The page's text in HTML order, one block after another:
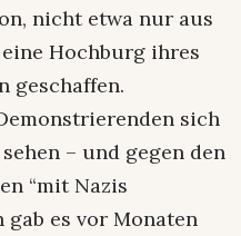
nicht etwa nur aus
Hochburg ihres
geschaffen.
sich
– und gegen den
“mit Nazis
gab es vor Monaten